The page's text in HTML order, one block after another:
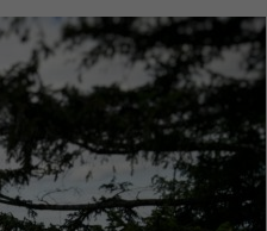
und Social-Media-Plattformen
von externen Medien akzeptiert
Einwilligung mehr.
Cookie-Informationen anzeigen